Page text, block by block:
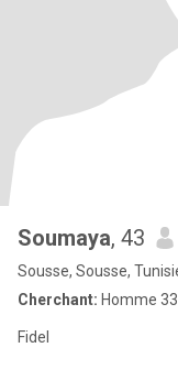
Soumaya, 43
Sousse, Sousse,
Cherchant: Homme
Fidel